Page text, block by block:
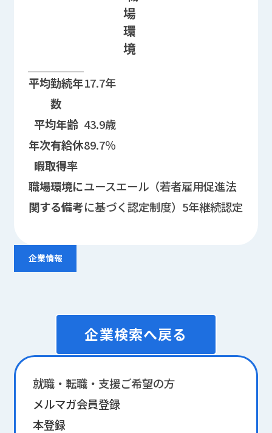
場
環
境
職場環境に関する情報欄
平均勤続年
数
17.7年
平均年齢 43.9歳
年次有給休
暇取得率
89.7％
職場環境に
関する備考
ユースエール（若者雇用促進法
に基づく認定制度）5年継続認定
企業情報
企業検索へ戻る
就職・転職・支援ご希望の方
メルマガ会員登録
本登録